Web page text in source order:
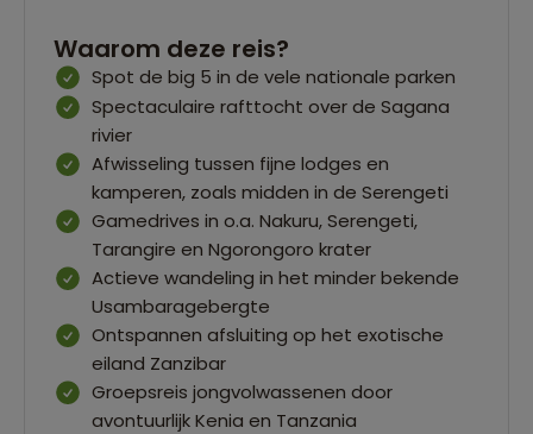
Waarom deze reis?
Spot de big 5 in de vele nationale parken
Spectaculaire rafttocht over de Sagana
rivier
Afwisseling tussen fijne lodges en
kamperen, zoals midden in de Serengeti
Gamedrives in o.a. Nakuru, Serengeti,
Tarangire en Ngorongoro krater
Actieve wandeling in het minder bekende
Usambaragebergte
Ontspannen afsluiting op het exotische
eiland Zanzibar
Groepsreis jongvolwassenen door
avontuurlijk Kenia en Tanzania